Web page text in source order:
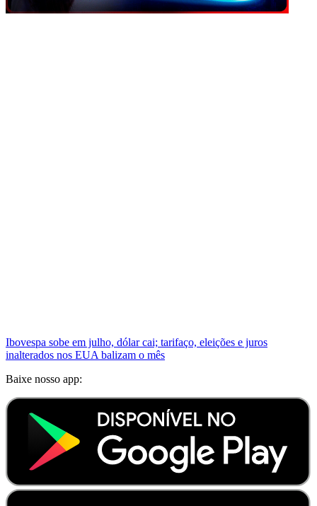
Ibovespa sobe em julho, dólar cai; tarifaço, eleições e juros
inalterados nos EUA balizam o mês
Baixe nosso app: